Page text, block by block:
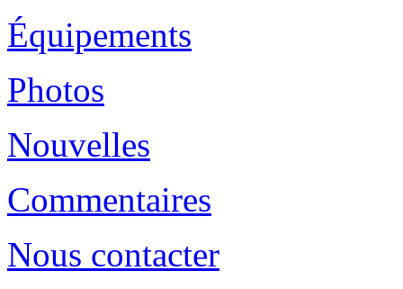
Équipements
Photos
Nouvelles
Commentaires
Nous contacter